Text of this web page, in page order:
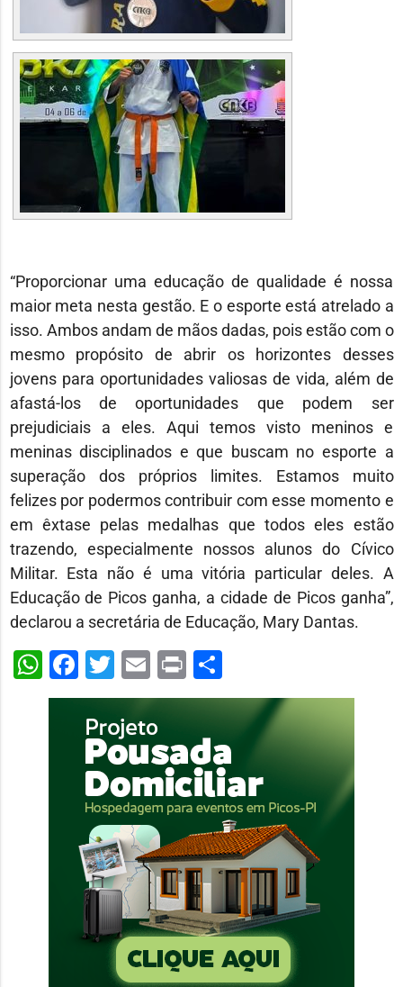
“Proporcionar uma educação de qualidade é nossa
maior meta nesta gestão. E o esporte está atrelado a
isso. Ambos andam de mãos dadas, pois estão com o
mesmo propósito de abrir os horizontes desses
jovens para oportunidades valiosas de vida, além de
afastá-los de oportunidades que podem ser
prejudiciais a eles. Aqui temos visto meninos e
meninas disciplinados e que buscam no esporte a
superação dos próprios limites. Estamos muito
felizes por podermos contribuir com esse momento e
em êxtase pelas medalhas que todos eles estão
trazendo, especialmente nossos alunos do Cívico
Militar. Esta não é uma vitória particular deles. A
Educação de Picos ganha, a cidade de Picos ganha”,
declarou a secretária de Educação, Mary Dantas.
WhatsApp
Facebook
Twitter
Email
PrintShare